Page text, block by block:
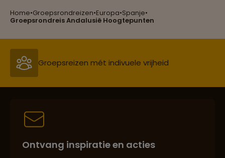
Home•Groepsrondreizen•Europa•Spanje•
Groepsrondreis Andalusië Hoogtepunten
Groepsreizen mét indivuele vrijheid
Persoonlijk en deskundig reisadvies
Best beoordeelde reisroutes
Ontvang inspiratie en acties